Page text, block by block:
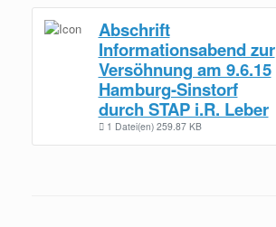
Abschrift
Informationsabend zur
Versöhnung am 9.6.15
Hamburg-Sinstorf
durch STAP i.R. Leber
1 Datei(en) 259.87 KB